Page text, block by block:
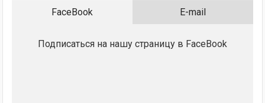
FaceBook E-mail
Подписаться на нашу страницу в FaceBook